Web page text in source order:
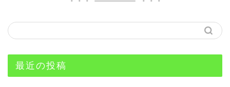
最近の投稿